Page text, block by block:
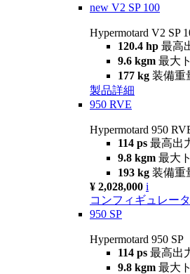
new V2 SP 100
Hypermotard V2 SP
120.4 hp 最高
9.6 kgm 最大
177 kg 装備重
製品詳細
950 RVE
Hypermotard 950
114 ps 最高出
9.8 kgm 最大
193 kg 装備重
¥ 2,028,000 i
コンフィギュレー
950 SP
Hypermotard 950 SP
114 ps 最高出
9.8 kgm 最大